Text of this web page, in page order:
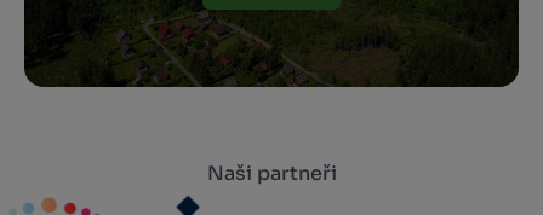
Naši partneři